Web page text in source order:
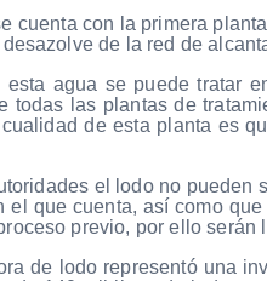
cuenta con la primera
de la red de
esta agua se puede tratar
todas las plantas de
de esta planta es
el lodo no
el que cuenta, así como
previo, por ello
de lodo representó una